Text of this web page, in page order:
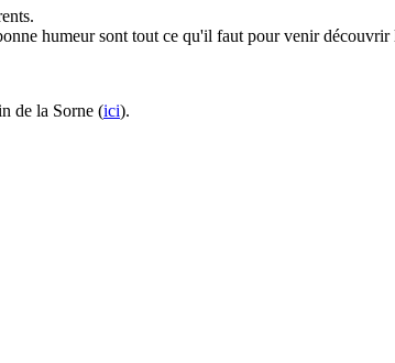
humeur sont tout ce qu'il faut pour venir découvrir
de la Sorne (ici).